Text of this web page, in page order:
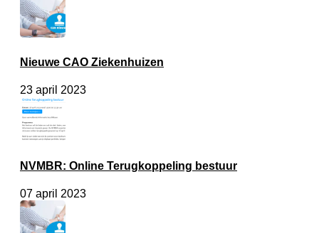
Nieuwe CAO Ziekenhuizen
23 april 2023
NVMBR: Online Terugkoppeling bestuur
07 april 2023